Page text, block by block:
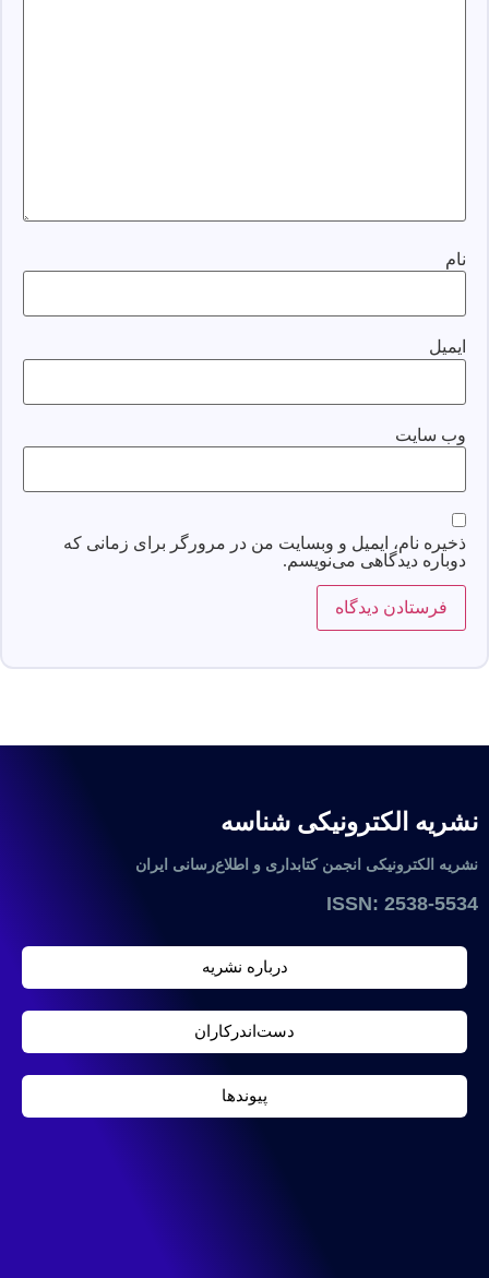
نام
ایمیل
وب‌ سایت
ذخیره نام، ایمیل و وبسایت من در مرورگر برای زمانی که
دوباره دیدگاهی می‌نویسم.
نشریه الکترونیکی شناسه
نشریه الکترونیکی انجمن کتابداری و اطلاع‌رسانی ایران
ISSN: 2538-5534
درباره نشریه
دست‌اندرکاران
پیوندها